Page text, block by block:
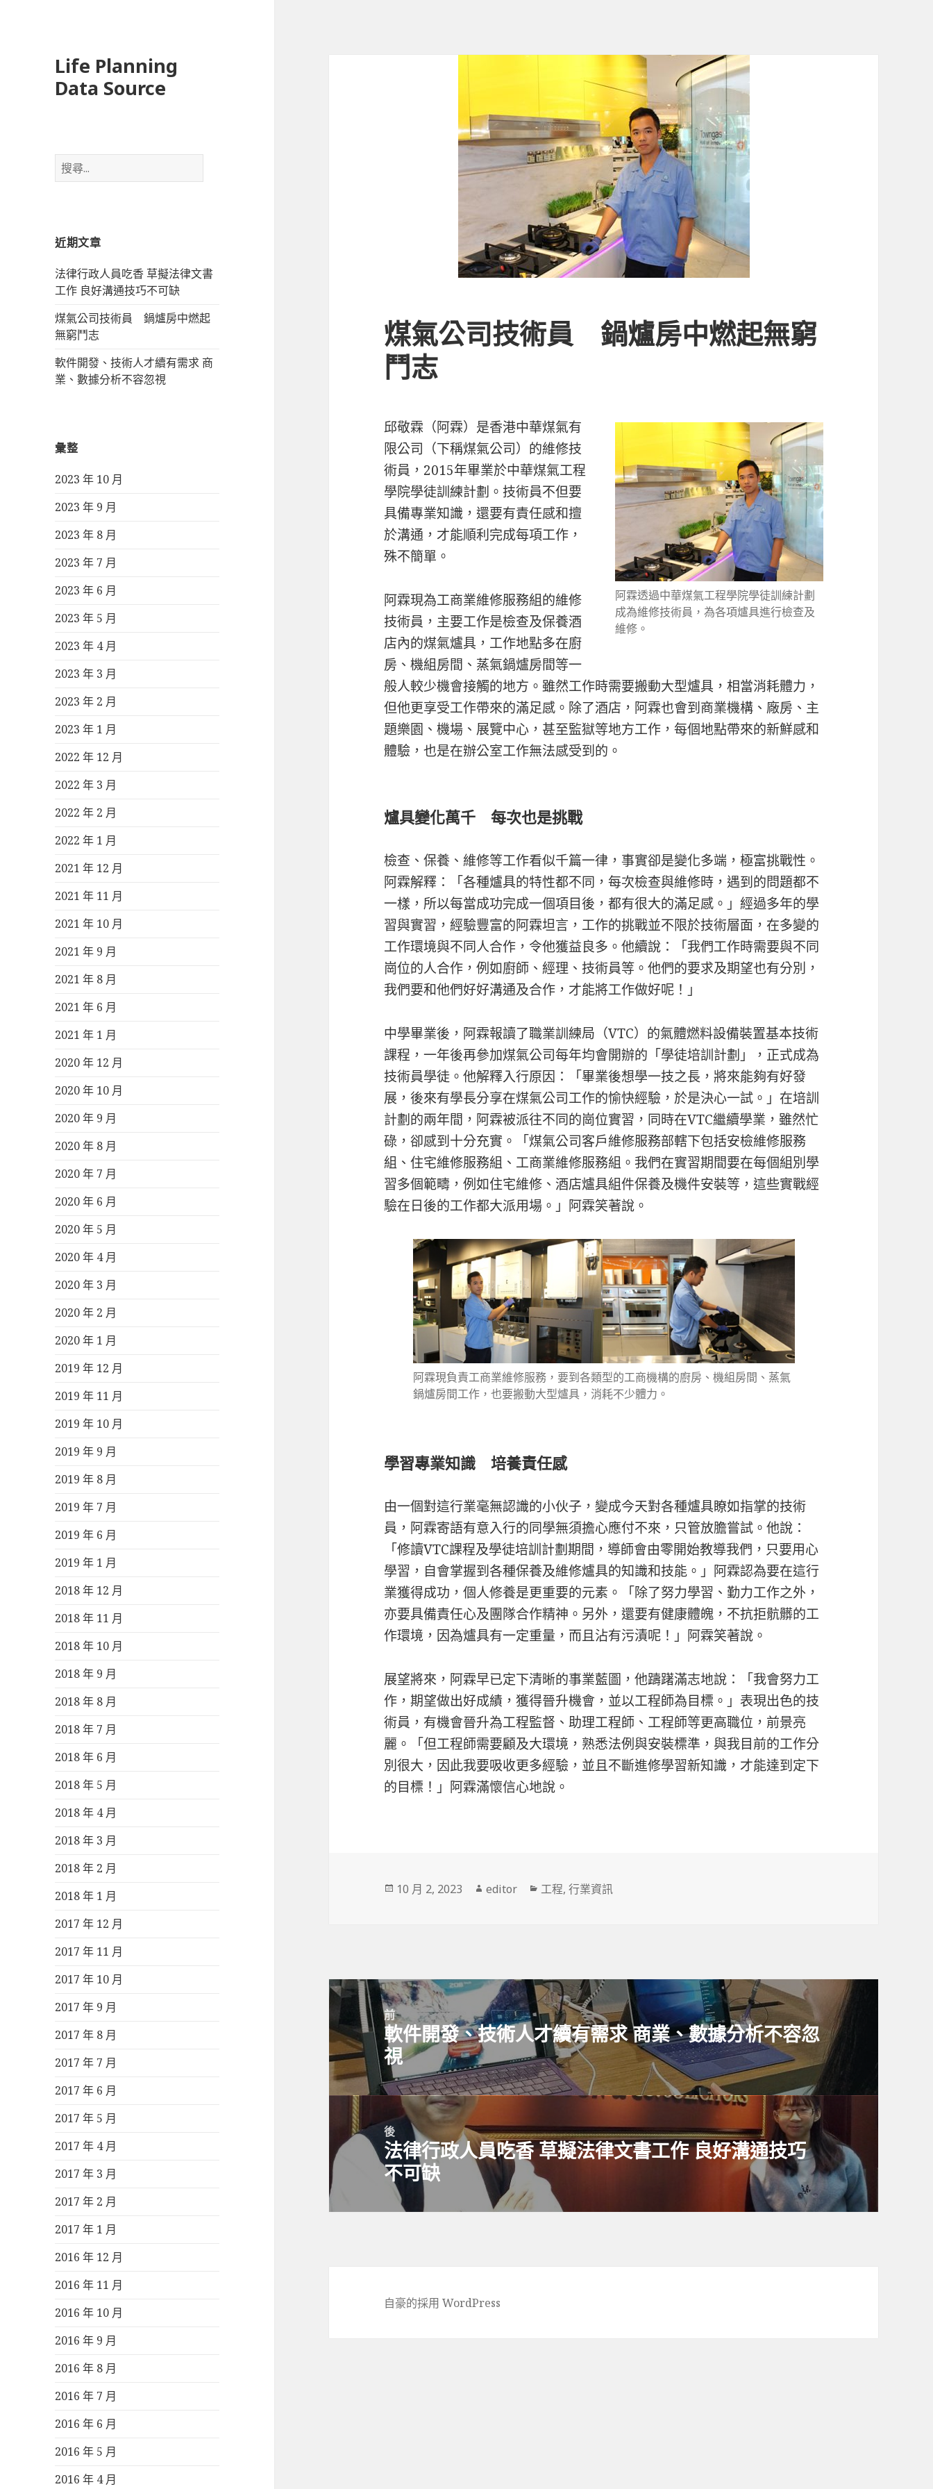
Life Planning
Data Source
搜
尋
:近期文章
法律行政人員吃香 草擬法律文書
工作 良好溝通技巧不可缺
煤氣公司技術員 鍋爐房中燃起
無窮鬥志
軟件開發、技術人才續有需求 商
業、數據分析不容忽視
彙整
2023 年 10 月
2023 年 9 月
2023 年 8 月
2023 年 7 月
2023 年 6 月
2023 年 5 月
2023 年 4 月
2023 年 3 月
2023 年 2 月
2023 年 1 月
2022 年 12 月
2022 年 3 月
2022 年 2 月
2022 年 1 月
2021 年 12 月
2021 年 11 月
2021 年 10 月
2021 年 9 月
2021 年 8 月
2021 年 6 月
2021 年 1 月
2020 年 12 月
2020 年 10 月
2020 年 9 月
2020 年 8 月
2020 年 7 月
2020 年 6 月
2020 年 5 月
2020 年 4 月
2020 年 3 月
2020 年 2 月
2020 年 1 月
2019 年 12 月
2019 年 11 月
2019 年 10 月
2019 年 9 月
2019 年 8 月
2019 年 7 月
2019 年 6 月
2019 年 1 月
2018 年 12 月
2018 年 11 月
2018 年 10 月
2018 年 9 月
2018 年 8 月
2018 年 7 月
2018 年 6 月
2018 年 5 月
2018 年 4 月
2018 年 3 月
2018 年 2 月
2018 年 1 月
2017 年 12 月
2017 年 11 月
2017 年 10 月
2017 年 9 月
2017 年 8 月
2017 年 7 月
2017 年 6 月
2017 年 5 月
2017 年 4 月
2017 年 3 月
2017 年 2 月
2017 年 1 月
2016 年 12 月
2016 年 11 月
2016 年 10 月
2016 年 9 月
2016 年 8 月
2016 年 7 月
2016 年 6 月
2016 年 5 月
2016 年 4 月
煤氣公司技術員 鍋爐房中燃起無窮
鬥志
阿霖透過中華煤氣工程學院學徒訓練計劃
成為維修技術員，為各項爐具進行檢查及
維修。
邱敬霖（阿霖）是香港中華煤氣有
限公司（下稱煤氣公司）的維修技
術員，2015年畢業於中華煤氣工程
學院學徒訓練計劃。技術員不但要
具備專業知識，還要有責任感和擅
於溝通，才能順利完成每項工作，
殊不簡單。
阿霖現為工商業維修服務組的維修
技術員，主要工作是檢查及保養酒
店內的煤氣爐具，工作地點多在廚
房、機組房間、蒸氣鍋爐房間等一
般人較少機會接觸的地方。雖然工作時需要搬動大型爐具，相當消耗體力，
但他更享受工作帶來的滿足感。除了酒店，阿霖也會到商業機構、廠房、主
題樂園、機場、展覽中心，甚至監獄等地方工作，每個地點帶來的新鮮感和
體驗，也是在辦公室工作無法感受到的。
爐具變化萬千 每次也是挑戰
檢查、保養、維修等工作看似千篇一律，事實卻是變化多端，極富挑戰性。
阿霖解釋：「各種爐具的特性都不同，每次檢查與維修時，遇到的問題都不
一樣，所以每當成功完成一個項目後，都有很大的滿足感。」經過多年的學
習與實習，經驗豐富的阿霖坦言，工作的挑戰並不限於技術層面，在多變的
工作環境與不同人合作，令他獲益良多。他續說：「我們工作時需要與不同
崗位的人合作，例如廚師、經理、技術員等。他們的要求及期望也有分別，
我們要和他們好好溝通及合作，才能將工作做好呢！」
中學畢業後，阿霖報讀了職業訓練局（VTC）的氣體燃料設備裝置基本技術
課程，一年後再參加煤氣公司每年均會開辦的「學徒培訓計劃」，正式成為
技術員學徒。他解釋入行原因：「畢業後想學一技之長，將來能夠有好發
展，後來有學長分享在煤氣公司工作的愉快經驗，於是決心一試。」在培訓
計劃的兩年間，阿霖被派往不同的崗位實習，同時在VTC繼續學業，雖然忙
碌，卻感到十分充實。「煤氣公司客戶維修服務部轄下包括安檢維修服務
組、住宅維修服務組、工商業維修服務組。我們在實習期間要在每個組別學
習多個範疇，例如住宅維修、酒店爐具組件保養及機件安裝等，這些實戰經
驗在日後的工作都大派用場。」阿霖笑著說。
阿霖現負責工商業維修服務，要到各類型的工商機構的廚房、機組房間、蒸氣
鍋爐房間工作，也要搬動大型爐具，消耗不少體力。
學習專業知識 培養責任感
由一個對這行業毫無認識的小伙子，變成今天對各種爐具瞭如指掌的技術
員，阿霖寄語有意入行的同學無須擔心應付不來，只管放膽嘗試。他說：
「修讀VTC課程及學徒培訓計劃期間，導師會由零開始教導我們，只要用心
學習，自會掌握到各種保養及維修爐具的知識和技能。」阿霖認為要在這行
業獲得成功，個人修養是更重要的元素。「除了努力學習、勤力工作之外，
亦要具備責任心及團隊合作精神。另外，還要有健康體魄，不抗拒骯髒的工
作環境，因為爐具有一定重量，而且沾有污漬呢！」阿霖笑著說。
展望將來，阿霖早已定下清晰的事業藍圖，他躊躇滿志地說：「我會努力工
作，期望做出好成績，獲得晉升機會，並以工程師為目標。」表現出色的技
術員，有機會晉升為工程監督、助理工程師、工程師等更高職位，前景亮
麗。「但工程師需要顧及大環境，熟悉法例與安裝標準，與我目前的工作分
別很大，因此我要吸收更多經驗，並且不斷進修學習新知識，才能達到定下
的目標！」阿霖滿懷信心地說。
發
10 月 2, 2023
作
editor
分
工程,行業資訊
文
章
導
覽
前
上
一
篇
文
章：
軟件開發、技術人才續有需求 商業、數據分析不容忽
視
後
下
一
篇
文
法律行政人員吃香 草擬法律文書工作 良好溝通技巧
不可缺
自豪的採用 WordPress